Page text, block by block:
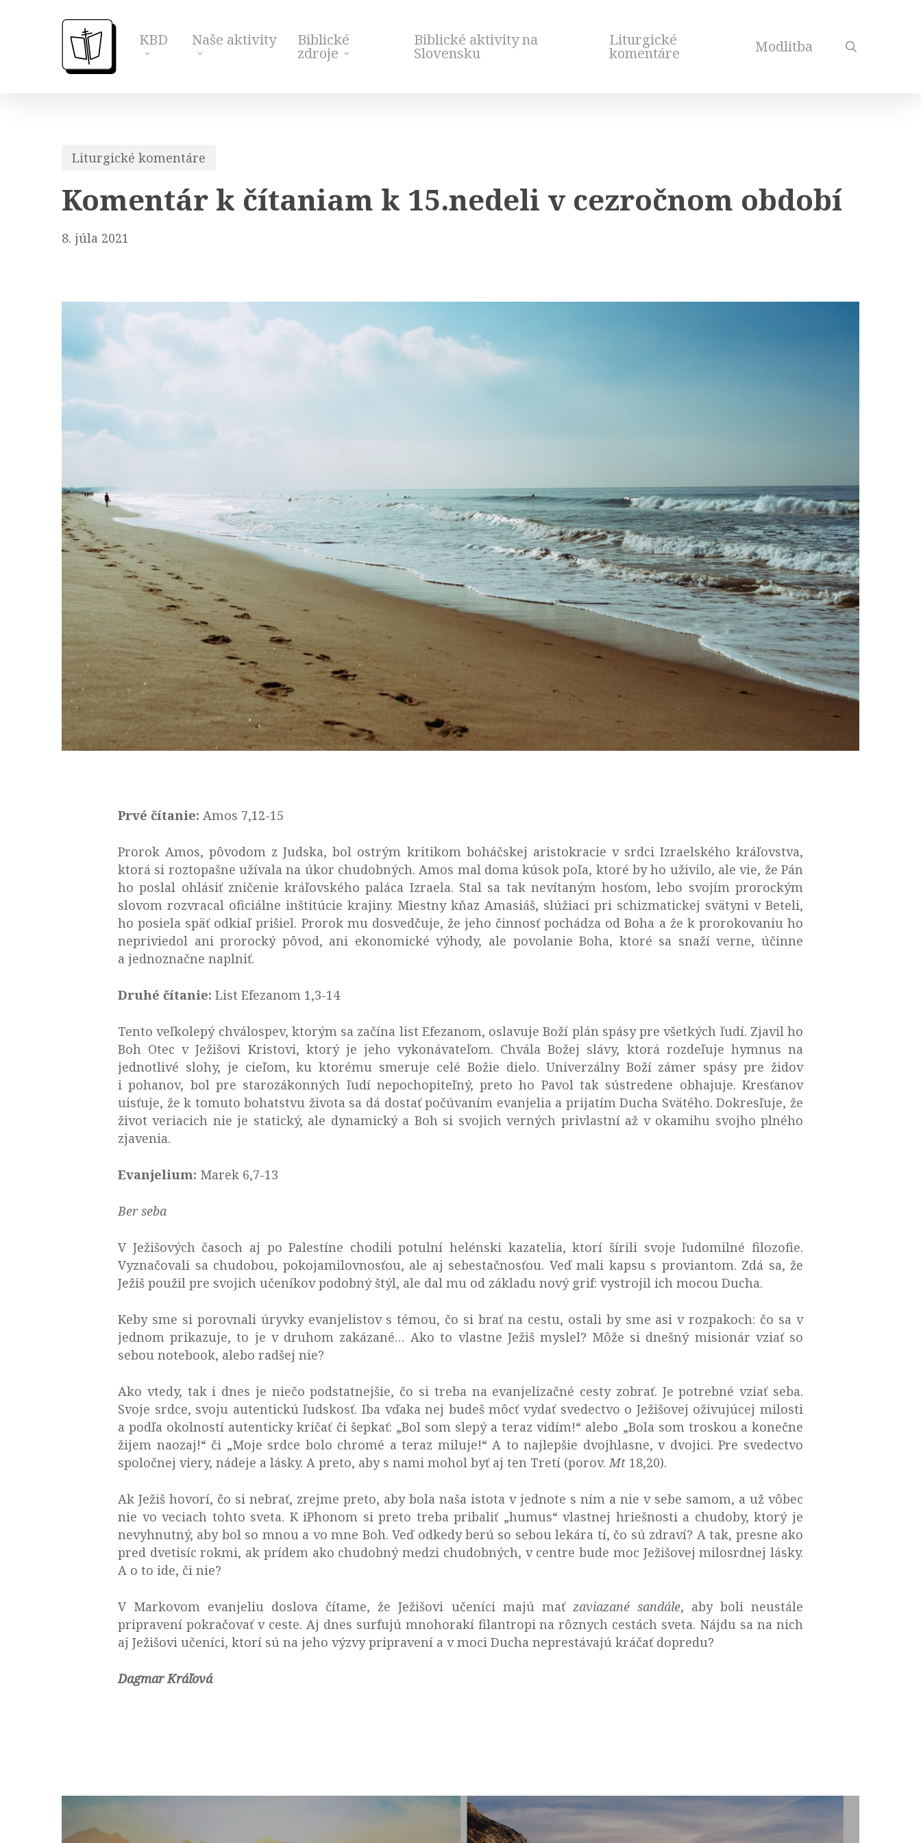
KBD Naše aktivity Biblické
zdroje
Biblické aktivity na
Slovensku
Liturgické
komentáre Modlitba
Liturgické komentáre
Komentár k čítaniam k 15.nedeli v cezročnom období
8. júla 2021
Prvé čítanie: Amos 7,12-15
Prorok Amos, pôvodom z Judska, bol ostrým kritikom boháčskej aristokracie v srdci Izraelského kráľovstva,
ktorá si roztopašne užívala na úkor chudobných. Amos mal doma kúsok poľa, ktoré by ho uživilo, ale vie, že Pán
ho poslal ohlásiť zničenie kráľovského paláca Izraela. Stal sa tak nevítaným hosťom, lebo svojím prorockým
slovom rozvracal oficiálne inštitúcie krajiny. Miestny kňaz Amasiáš, slúžiaci pri schizmatickej svätyni v Beteli,
ho posiela späť odkiaľ prišiel. Prorok mu dosvedčuje, že jeho činnosť pochádza od Boha a že k prorokovaniu ho
nepriviedol ani prorocký pôvod, ani ekonomické výhody, ale povolanie Boha, ktoré sa snaží verne, účinne
a jednoznačne naplniť.
Druhé čítanie: List Efezanom 1,3-14
Tento veľkolepý chválospev, ktorým sa začína list Efezanom, oslavuje Boží plán spásy pre všetkých ľudí. Zjavil ho
Boh Otec v Ježišovi Kristovi, ktorý je jeho vykonávateľom. Chvála Božej slávy, ktorá rozdeľuje hymnus na
jednotlivé slohy, je cieľom, ku ktorému smeruje celé Božie dielo. Univerzálny Boží zámer spásy pre židov
i pohanov, bol pre starozákonných ľudí nepochopiteľný, preto ho Pavol tak sústredene obhajuje. Kresťanov
uisťuje, že k tomuto bohatstvu života sa dá dostať počúvaním evanjelia a prijatím Ducha Svätého. Dokresľuje, že
život veriacich nie je statický, ale dynamický a Boh si svojich verných privlastní až v okamihu svojho plného
zjavenia.
Evanjelium: Marek 6,7-13
Ber seba
V Ježišových časoch aj po Palestíne chodili potulní helénski kazatelia, ktorí šírili svoje ľudomilné filozofie.
Vyznačovali sa chudobou, pokojamilovnosťou, ale aj sebestačnosťou. Veď mali kapsu s proviantom. Zdá sa, že
Ježiš použil pre svojich učeníkov podobný štýl, ale dal mu od základu nový grif: vystrojil ich mocou Ducha.
Keby sme si porovnali úryvky evanjelistov s témou, čo si brať na cestu, ostali by sme asi v rozpakoch: čo sa v
jednom prikazuje, to je v druhom zakázané… Ako to vlastne Ježiš myslel? Môže si dnešný misionár vziať so
sebou notebook, alebo radšej nie?
Ako vtedy, tak i dnes je niečo podstatnejšie, čo si treba na evanjelizačné cesty zobrať. Je potrebné vziať seba.
Svoje srdce, svoju autentickú ľudskosť. Iba vďaka nej budeš môcť vydať svedectvo o Ježišovej oživujúcej milosti
a podľa okolností autenticky kričať či šepkať: „Bol som slepý a teraz vidím!“ alebo „Bola som troskou a konečne
žijem naozaj!“ či „Moje srdce bolo chromé a teraz miluje!“ A to najlepšie dvojhlasne, v dvojici. Pre svedectvo
spoločnej viery, nádeje a lásky. A preto, aby s nami mohol byť aj ten Tretí (porov. Mt 18,20).
Ak Ježiš hovorí, čo si nebrať, zrejme preto, aby bola naša istota v jednote s ním a nie v sebe samom, a už vôbec
nie vo veciach tohto sveta. K iPhonom si preto treba pribaliť „humus“ vlastnej hriešnosti a chudoby, ktorý je
nevyhnutný, aby bol so mnou a vo mne Boh. Veď odkedy berú so sebou lekára tí, čo sú zdraví? A tak, presne ako
pred dvetisíc rokmi, ak prídem ako chudobný medzi chudobných, v centre bude moc Ježišovej milosrdnej lásky.
A o to ide, či nie?
V Markovom evanjeliu doslova čítame, že Ježišovi učeníci majú mať zaviazané sandále, aby boli neustále
pripravení pokračovať v ceste. Aj dnes surfujú mnohorakí filantropi na rôznych cestách sveta. Nájdu sa na nich
aj Ježišovi učeníci, ktorí sú na jeho výzvy pripravení a v moci Ducha neprestávajú kráčať dopredu?
Dagmar Kráľová